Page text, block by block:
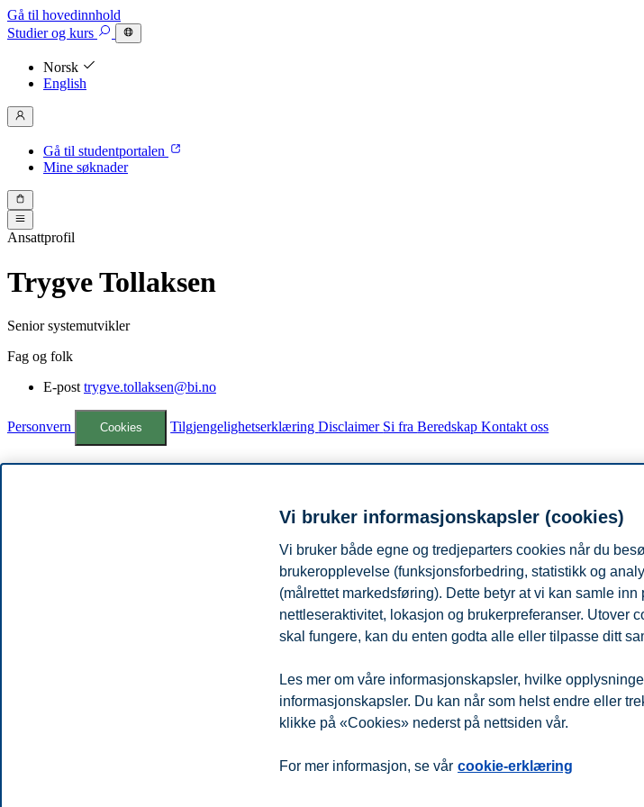
Gå til hovedinnhold
Studierog kurs
Norsk
English
Gå til studentportalen
Mine søknader
Ansattprofil
Trygve Tollaksen
Senior systemutvikler
Fag og folk
E-post trygve.tollaksen@bi.no
Personvern Cookies TilgjengelighetserklæringDisclaimer Si fraBeredskapKontakt oss
Campus:
Vi bruker informasjonskapsler (cookies)
Vi bruker både egne og tredjeparters cookies når du
brukeropplevelse (funksjonsforbedring, statistikk og
(målrettet markedsføring). Dette betyr at vi kan samle
nettleseraktivitet, lokasjon og brukerpreferanser. Utover
skal fungere, kan du enten godta alle eller tilpasse ditt
Les mer om våre informasjonskapsler, hvilke
informasjonskapsler. Du kan når som helst endre eller
klikke på «Cookies» nederst på nettsiden vår.
For mer informasjon, se vår cookie-erklæring